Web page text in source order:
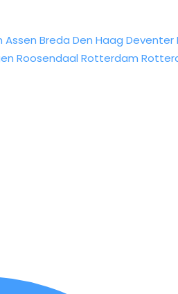
Assen Breda Den Haag Deventer
Roosendaal Rotterdam